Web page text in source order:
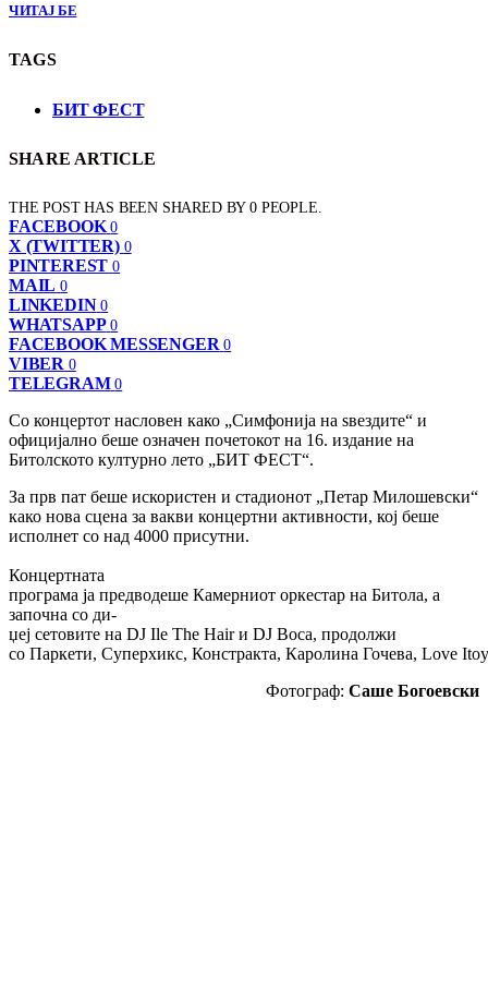
ЧИТАЈ БЕ
TAGS
БИТ ФЕСТ
SHARE ARTICLE
THE POST HAS BEEN SHARED BY0 PEOPLE.
FACEBOOK 0
X (TWITTER) 0
PINTEREST 0
MAIL 0
LINKEDIN 0
WHATSAPP 0
FACEBOOK MESSENGER 0
VIBER 0
TELEGRAM 0
Со концертот насловен како „Симфонија на ѕвездите“ и
официјално беше означен почетокот на 16. издание на
Битолското културно лето „БИТ ФЕСТ“.
За прв пат беше искористен и стадионот „Петар Милошевски“
како нова сцена за вакви концертни активности, кој беше
исполнет со над 4000 присутни.
Концертната
програма ја предводеше Камерниот оркестар на Битола, а
започна со ди-
џеј сетовите на DJ Ile The Hair и DJ Boca, продолжи
со Паркети, Суперхикс, Констракта, Каролина Гочева, Love
Фотограф: Саше Богоевски